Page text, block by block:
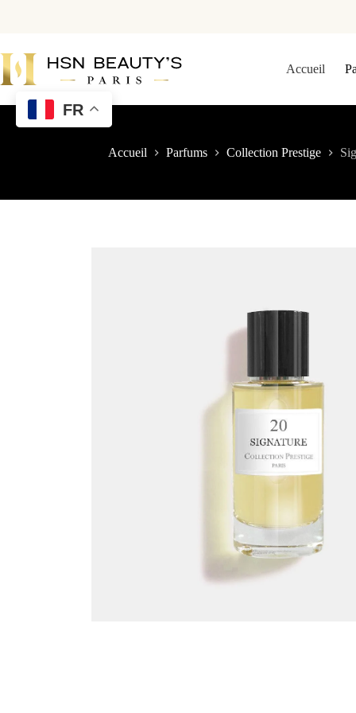
Accueil
Accueil Parfums Collection Prestige
FR